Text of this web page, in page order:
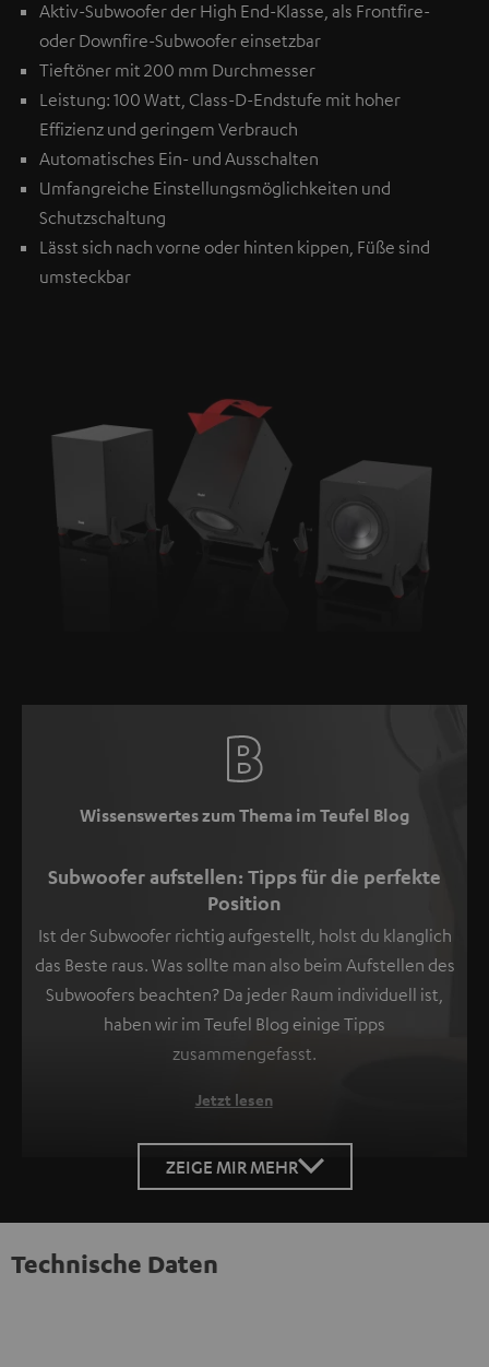
Aktiv-Subwoofer der High End-Klasse, als Frontfire-
oder Downfire-Subwoofer einsetzbar
Tieftöner mit 200 mm Durchmesser
Leistung: 100 Watt, Class-D-Endstufe mit hoher
Effizienz und geringem Verbrauch
Automatisches Ein- und Ausschalten
Umfangreiche Einstellungsmöglichkeiten und
Schutzschaltung
Lässt sich nach vorne oder hinten kippen, Füße sind
umsteckbar
Wissenswertes zum Thema im Teufel Blog
Subwoofer aufstellen: Tipps für die perfekte
Position
Ist der Subwoofer richtig aufgestellt, holst du klanglich
das Beste raus. Was sollte man also beim Aufstellen des
Subwoofers beachten? Da jeder Raum individuell ist,
haben wir im Teufel Blog einige Tipps
zusammengefasst.
Jetzt lesen
ZEIGE MIR MEHR
Technische Daten